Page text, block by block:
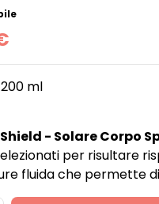
ml
- Solare Corpo
per risultare
fluida che permette